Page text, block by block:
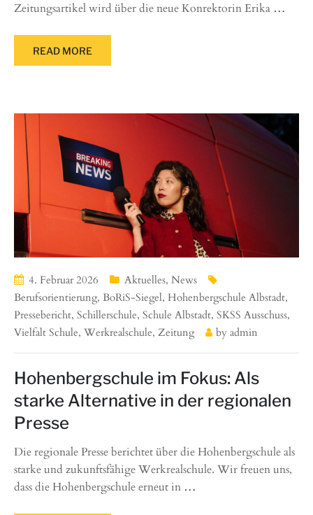
Zeitungsartikel wird über die neue Konrektorin Erika …
READ MORE
4. Februar 2026 Aktuelles, News
Berufsorientierung, BoRiS-Siegel, Hohenbergschule Albstadt,
Pressebericht, Schillerschule, Schule Albstadt, SKSS Ausschuss,
Vielfalt Schule, Werkrealschule, Zeitung by admin
Hohenbergschule im Fokus: Als
starke Alternative in der regionalen
Presse
Die regionale Presse berichtet über die Hohenbergschule als
starke und zukunftsfähige Werkrealschule. Wir freuen uns,
dass die Hohenbergschule erneut in …